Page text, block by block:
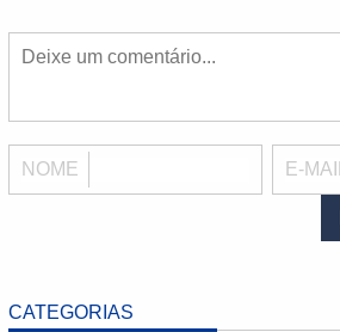
CATEGORIAS
NOME E-MAIL